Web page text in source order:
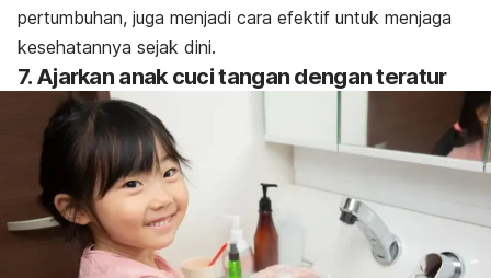
pertumbuhan, juga menjadi cara efektif untuk menjaga
kesehatannya sejak dini.
7. Ajarkan anak cuci tangan dengan teratur